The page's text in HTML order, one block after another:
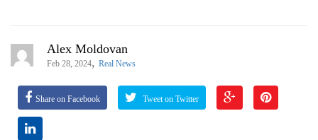
Alex Moldovan
Feb 28, 2024, Real News
Share on Facebook Tweet on Twitter